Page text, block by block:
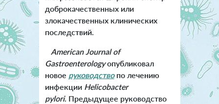
доброкачественных или
злокачественных клинических
последствий.
American Journal of
Gastroenterologyопубликовал
новое руководствопо лечению
инфекции Helicobacter
pylori. Предыдущее руководство